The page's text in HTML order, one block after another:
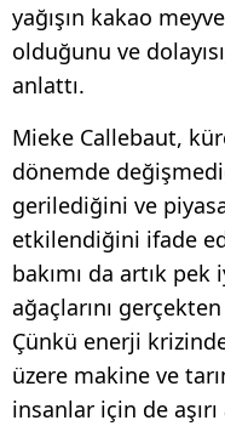
yağışın kakao
olduğunu ve
anlattı.
Mieke Callebaut,
dönemde
gerilediğini ve
etkilendiğini ifade
bakımı da artık pek
ağaçlarını
Çünkü enerji
üzere makine ve
insanlar için de aşırı